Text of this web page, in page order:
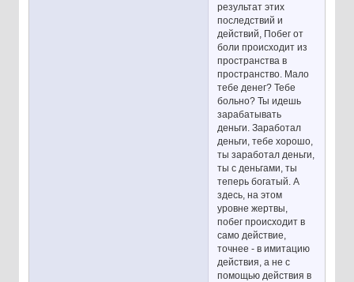
результат этих
последствий и
действий, Побег от
боли происходит из
пространства в
пространство. Мало
тебе денег? Тебе
больно? Ты идешь
зарабатывать
деньги. Заработал
деньги, тебе хорошо,
ты заработал деньги,
ты с деньгами, ты
теперь богатый. А
здесь, на этом
уровне жертвы,
побег происходит в
само действие,
точнее - в имитацию
действия, а не с
помощью действия в